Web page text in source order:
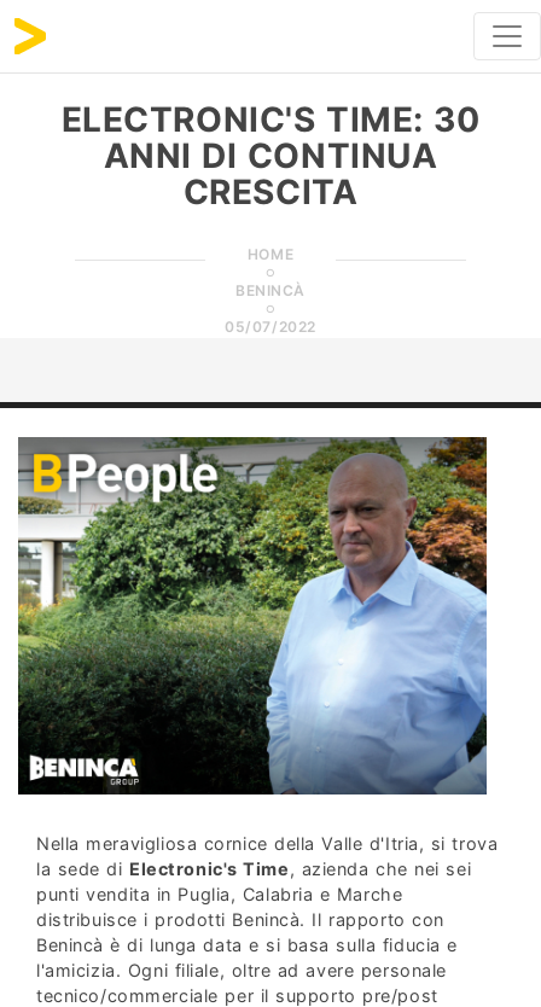
ELECTRONIC'S TIME: 30
ANNI DI CONTINUA
CRESCITA
HOME
BENINCÀ
05/07/2022
Nella meravigliosa cornice della Valle d'Itria, si trova
la sede di Electronic's Time, azienda che nei sei
punti vendita in Puglia, Calabria e Marche
distribuisce i prodotti Benincà. Il rapporto con
Benincà è di lunga data e si basa sulla fiducia e
l'amicizia. Ogni filiale, oltre ad avere personale
tecnico/commerciale per il supporto pre/post